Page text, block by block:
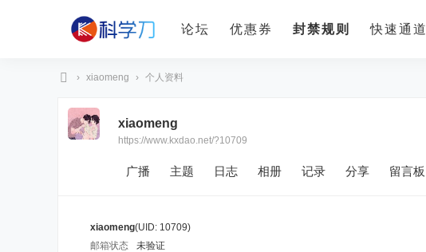
论坛 优惠券 封禁规则 快速通道
学
› xiaomeng › 个人资料
xiaomeng
https://www.kxdao.net/?10709
广播 主题 日志 相册 记录 分享 留言板
xiaomeng(UID: 10709)
邮箱状态
未验证